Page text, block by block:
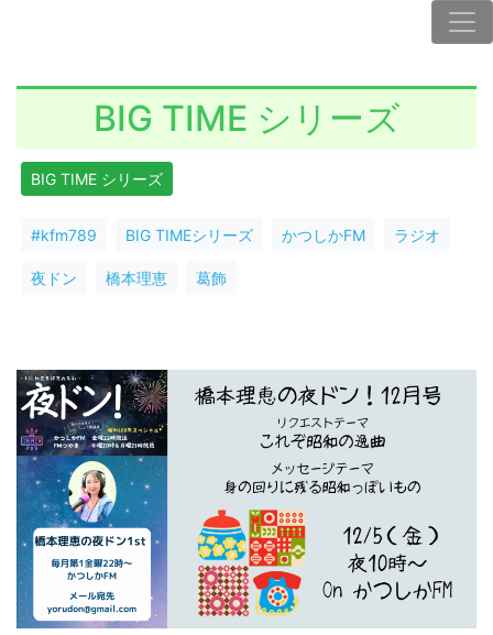
BIG TIME シリーズ
BIG TIME シリーズ
#kfm789 BIG TIMEシリーズ かつしかFM ラジオ
夜ドン 橋本理恵 葛飾